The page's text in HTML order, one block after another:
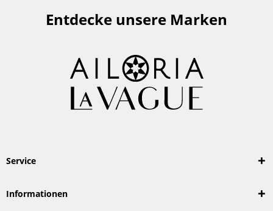
Entdecke unsere Marken
Service
Informationen